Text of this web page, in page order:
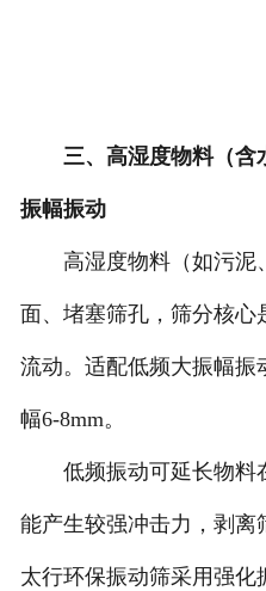
三、高湿度物料（含
振幅振动
高湿度物料（如污泥
面、堵塞筛孔，筛分核
流动。适配低频大振幅振
幅6-8mm。
低频振动可延长物料
能产生较强冲击力，剥离
太行环保振动筛采用强